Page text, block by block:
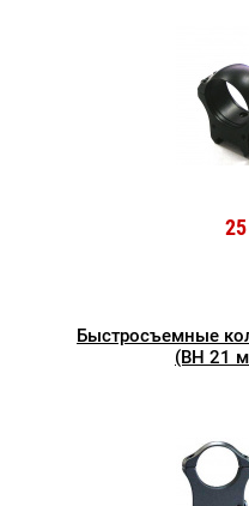
Быстросъемные
(BH 21